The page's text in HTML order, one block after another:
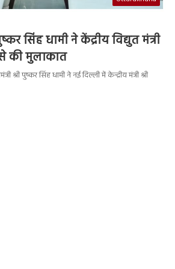
सिंह धामी ने केंद्रीय विद्युत मंत्री
की मुलाकात
श्री पुष्कर सिंह धामी ने नई दिल्ली में केन्द्रीय मंत्री श्री